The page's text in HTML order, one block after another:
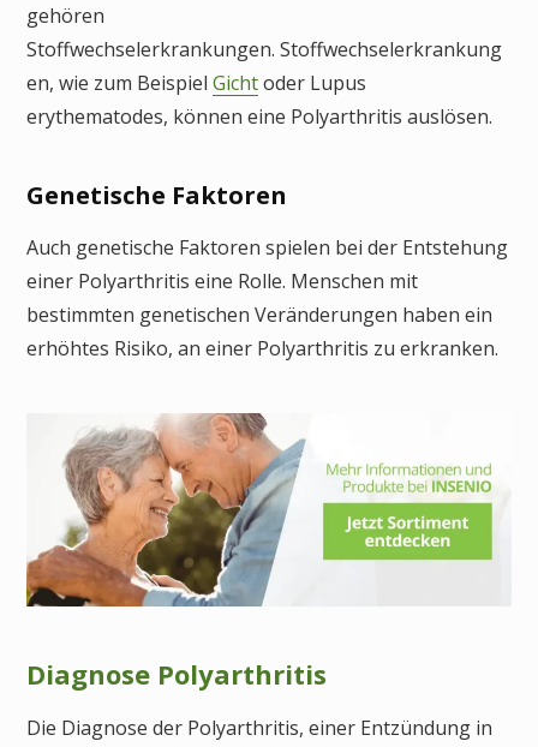
gehören
Stoffwechselerkrankungen. Stoffwechselerkrankung
en, wie zum Beispiel Gichtoder Lupus
erythematodes, können eine Polyarthritis auslösen.
Genetische Faktoren
Auch genetische Faktoren spielen bei der Entstehung
einer Polyarthritis eine Rolle. Menschen mit
bestimmten genetischen Veränderungen haben ein
erhöhtes Risiko, an einer Polyarthritis zu erkranken.
Diagnose Polyarthritis
Die Diagnose der Polyarthritis, einer Entzündung in